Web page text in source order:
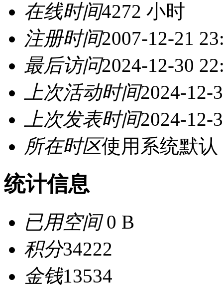
在线时间4272 小时
注册时间2007-12-21
最后访问2024-12-30
上次活动时间2024-12-
上次发表时间2024-12-
所在时区使用系统默认
统计信息
已用空间0 B
积分34222
金钱13534